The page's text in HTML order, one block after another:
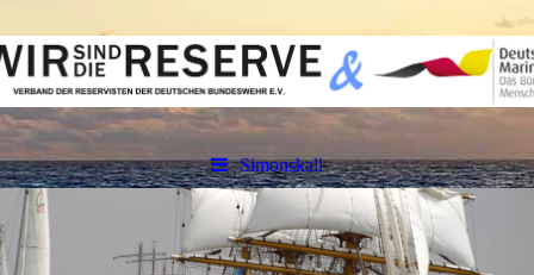
Simonskall